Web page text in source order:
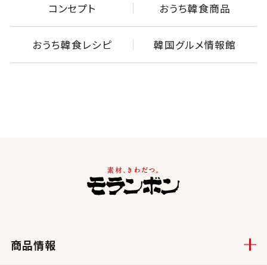
コンセプト おうち韓食商品
おうち韓食レシピ 韓国グルメ情報館
商品情報